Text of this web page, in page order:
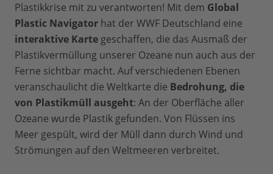
Plastikkrise mit zu verantworten! Mit dem Global
Plastic Navigator hat der WWF Deutschland eine
interaktive Karte geschaffen, die das Ausmaß der
Plastikvermüllung unserer Ozeane nun auch aus der
Ferne sichtbar macht. Auf verschiedenen Ebenen
veranschaulicht die Weltkarte die Bedrohung, die
von Plastikmüll ausgeht: An der Oberfläche aller
Ozeane wurde Plastik gefunden. Von Flüssen ins
Meer gespült, wird der Müll dann durch Wind und
Strömungen auf den Weltmeeren verbreitet.